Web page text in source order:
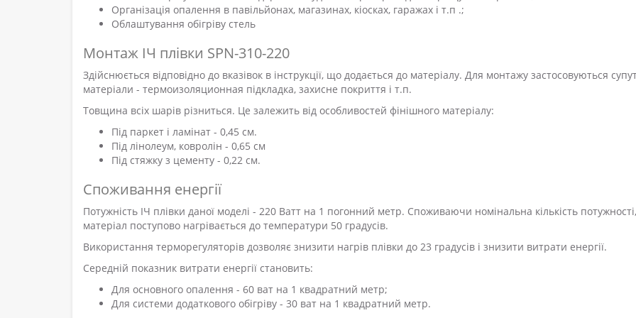
Організація опалення в павільйонах, магазинах, кіосках, гаражах і т.п .;
Облаштування обігріву стель
Монтаж ІЧ плівки SPN-310-220
Здійснюється відповідно до вказівок в інструкції, що додається до матеріалу. Для монтажу застосовуються
матеріали - термоизоляционная підкладка, захисне покриття і т.п.
Товщина всіх шарів різниться. Це залежить від особливостей фінішного матеріалу:
Під паркет і ламінат - 0,45 см.
Під лінолеум, ковролін - 0,65 см
Під стяжку з цементу - 0,22 см.
Споживання енергії
Потужність ІЧ плівки даної моделі - 220 Ватт на 1 погонний метр. Споживаючи номінальна кількість потужності,
матеріал поступово нагрівається до температури 50 градусів.
Використання терморегуляторів дозволяє знизити нагрів плівки до 23 градусів і знизити витрати енергії.
Середній показник витрати енергії становить:
Для основного опалення - 60 ват на 1 квадратний метр;
Для системи додаткового обігріву - 30 ват на 1 квадратний метр.